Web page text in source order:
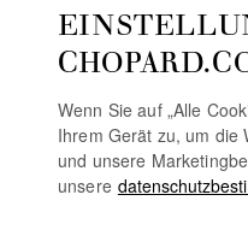
Wenn Sie auf „Alle
Ihrem Gerät zu, um die
und unsere
unsere